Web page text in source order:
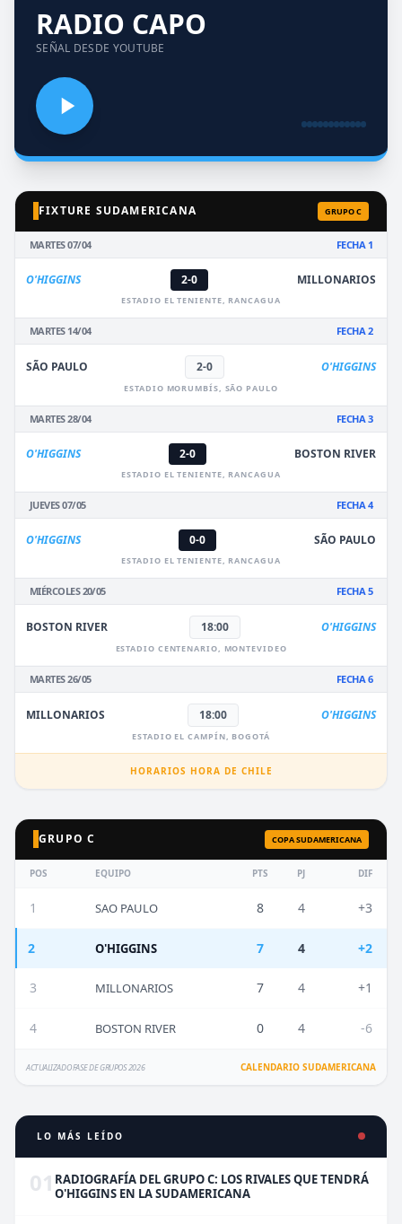
RADIO CAPO
SEÑAL DESDE YOUTUBE
FIXTURE SUDAMERICANA GRUPO C
MARTES 07/04 FECHA 1
O'HIGGINS 2-0 MILLONARIOS
ESTADIO EL TENIENTE, RANCAGUA
MARTES 14/04 FECHA 2
SÃO PAULO 2-0 O'HIGGINS
ESTADIO MORUMBÍS, SÃO PAULO
MARTES 28/04 FECHA 3
O'HIGGINS 2-0 BOSTON RIVER
ESTADIO EL TENIENTE, RANCAGUA
JUEVES 07/05 FECHA 4
O'HIGGINS 0-0 SÃO PAULO
ESTADIO EL TENIENTE, RANCAGUA
MIÉRCOLES 20/05 FECHA 5
BOSTON RIVER 18:00 O'HIGGINS
ESTADIO CENTENARIO, MONTEVIDEO
MARTES 26/05 FECHA 6
MILLONARIOS 18:00 O'HIGGINS
ESTADIO EL CAMPÍN, BOGOTÁ
HORARIOS HORA DE CHILE
GRUPO C COPA SUDAMERICANA
POS EQUIPO PTS PJ DIF
1 SAO PAULO 8 4 +3
2 O'HIGGINS 7 4 +2
3 MILLONARIOS 7 4 +1
4 BOSTON RIVER 0 4 -6
ACTUALIZADO FASE DE GRUPOS 2026 CALENDARIO SUDAMERICANA
LO MÁS LEÍDO
01 RADIOGRAFÍA DEL GRUPO C: LOS RIVALES QUE TENDRÁ
O'HIGGINS EN LA SUDAMERICANA